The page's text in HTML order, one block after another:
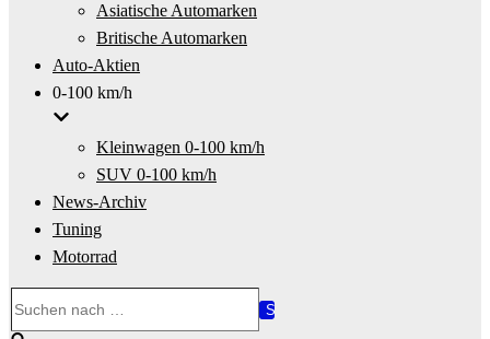
Asiatische Automarken
Britische Automarken
Auto-Aktien
0-100 km/h
Kleinwagen 0-100 km/h
SUV 0-100 km/h
News-Archiv
Tuning
Motorrad
nach …